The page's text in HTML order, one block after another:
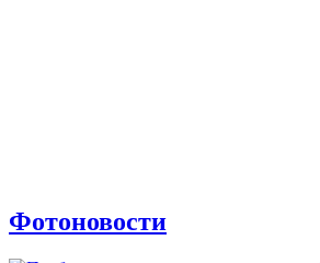
Фотоновости